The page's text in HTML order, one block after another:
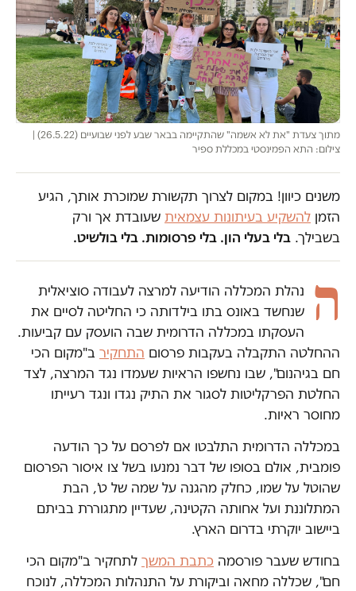
מתוך צעדת "את לא אשמה" שהתקיימה בבאר שבע לפני שבועיים (26.5.22) |
צילום: התא הפמינסטי במכללת ספיר
משנים כיוון! במקום לצרוך תקשורת שמוכרת אותך, הגיע
הזמן להשקיע בעיתונות עצמאית שעובדת אך ורק
בשבילך. בלי בעלי הון. בלי פרסומות. בלי בולשיט.
ה
נהלת המכללה הודיעה למרצה לעבודה סוציאלית
שנחשד באונס בתו בילדותה כי החליטה לסיים את
העסקתו במכללה הדרומית שבה הועסק עם קביעות.
ההחלטה התקבלה בעקבות פרסום התחקיר ב"מקום הכי
חם בגיהנום", שבו נחשפו הראיות שעמדו נגד המרצה, לצד
החלטת הפרקליטות לסגור את התיק נגדו ונגד רעייתו
מחוסר ראיות.
במכללה הדרומית התלבטו אם לפרסם על כך הודעה
פומבית, אולם בסופו של דבר נמנעו בשל צו איסור הפרסום
שהוטל על שמו, כחלק מהגנה על שמה של ט', הבת
המתלוננת ועל אחותה הקטינה, שעדיין מתגוררת בביתם
ביישוב יוקרתי בדרום הארץ.
בחודש שעבר פורסמה כתבת המשך לתחקיר ב"מקום הכי
חם", שכללה מחאה וביקורת על התנהלות המכללה, לנוכח